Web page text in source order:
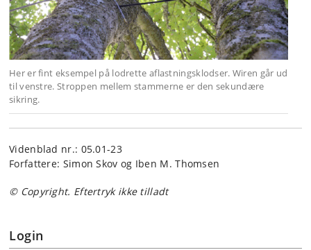
Her er fint eksempel på lodrette aflastningsklodser. Wiren går ud
til venstre. Stroppen mellem stammerne er den sekundære
sikring.
Videnblad nr.: 05.01-23
Forfattere: Simon Skov og Iben M. Thomsen
© Copyright. Eftertryk ikke tilladt
Login